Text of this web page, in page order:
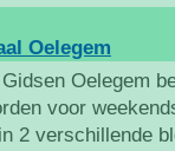
Oelegem
Oelegem
voor
2 verschillende